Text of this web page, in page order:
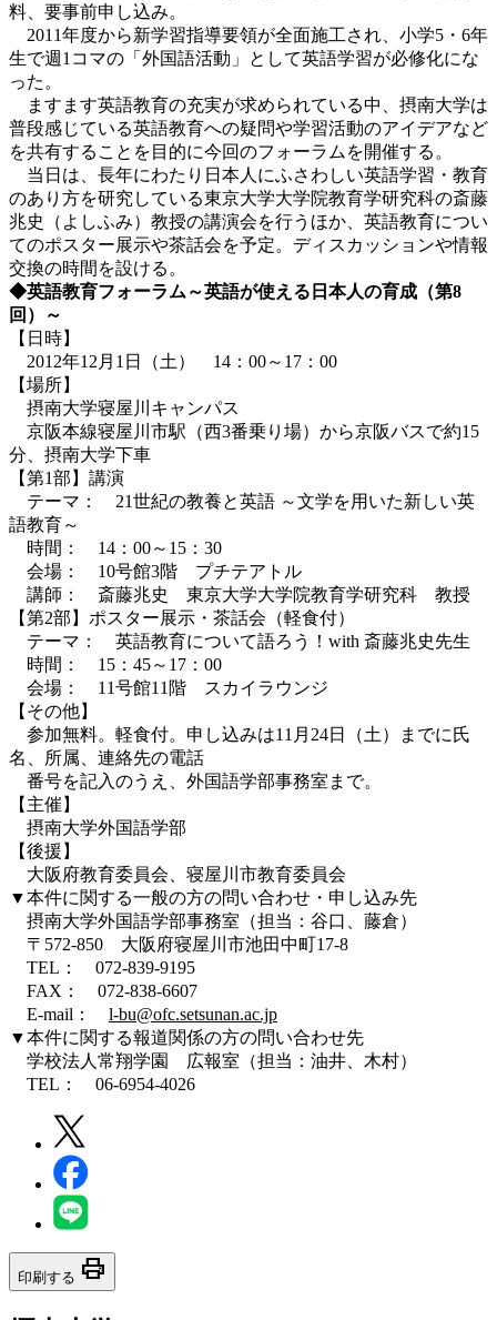
料、要事前申し込み。
2011年度から新学習指導要領が全面施工され、小学5・6年
生で週1コマの「外国語活動」として英語学習が必修化にな
った。
ますます英語教育の充実が求められている中、摂南大学は
普段感じている英語教育への疑問や学習活動のアイデアなど
を共有することを目的に今回のフォーラムを開催する。
当日は、長年にわたり日本人にふさわしい英語学習・教育
のあり方を研究している東京大学大学院教育学研究科の斎藤
兆史（よしふみ）教授の講演会を行うほか、英語教育につい
てのポスター展示や茶話会を予定。ディスカッションや情報
交換の時間を設ける。
◆英語教育フォーラム～英語が使える日本人の育成（第8
回）～
【日時】
2012年12月1日（土） 14：00～17：00
【場所】
摂南大学寝屋川キャンパス
京阪本線寝屋川市駅（西3番乗り場）から京阪バスで約15
分、摂南大学下車
【第1部】講演
テーマ： 21世紀の教養と英語 ～文学を用いた新しい英
語教育～
時間： 14：00～15：30
会場： 10号館3階 プチテアトル
講師： 斎藤兆史 東京大学大学院教育学研究科 教授
【第2部】ポスター展示・茶話会（軽食付）
テーマ： 英語教育について語ろう！with 斎藤兆史先生
時間： 15：45～17：00
会場： 11号館11階 スカイラウンジ
【その他】
参加無料。軽食付。申し込みは11月24日（土）までに氏
名、所属、連絡先の電話
番号を記入のうえ、外国語学部事務室まで。
【主催】
摂南大学外国語学部
【後援】
大阪府教育委員会、寝屋川市教育委員会
▼本件に関する一般の方の問い合わせ・申し込み先
摂南大学外国語学部事務室（担当：谷口、藤倉）
〒572-850 大阪府寝屋川市池田中町17-8
TEL： 072-839-9195
FAX： 072-838-6607
E-mail： l-bu@ofc.setsunan.ac.jp
▼本件に関する報道関係の方の問い合わせ先
学校法人常翔学園 広報室（担当：油井、木村）
TEL： 06-6954-4026
印刷する print